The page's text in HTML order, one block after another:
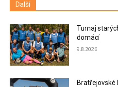
Další
Turnaj
domácí
9.8.2026
Bratřejovské